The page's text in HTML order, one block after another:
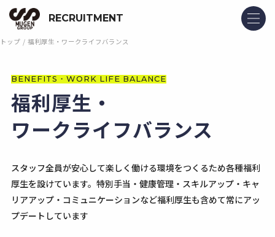
RECRUITMENT
トップ 福利厚生・ワークライフバランス
BENEFITS・WORK LIFE BALANCE
福利厚生・
ワークライフバランス
スタッフ全員が安心して楽しく働ける環境をつくるため各種福利
厚生を設けています。特別手当・健康管理・スキルアップ・キャ
リアアップ・コミュニケーションなど福利厚生も含めて常にアッ
プデートしています